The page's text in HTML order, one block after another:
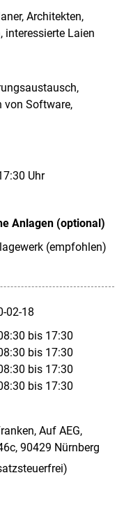
Architekten,
Laien
von Software,
Uhr
Anlagen (optional)
(empfohlen)
02-18
bis 17:30
bis 17:30
bis 17:30
bis 17:30
Auf AEG,
90429 Nürnberg